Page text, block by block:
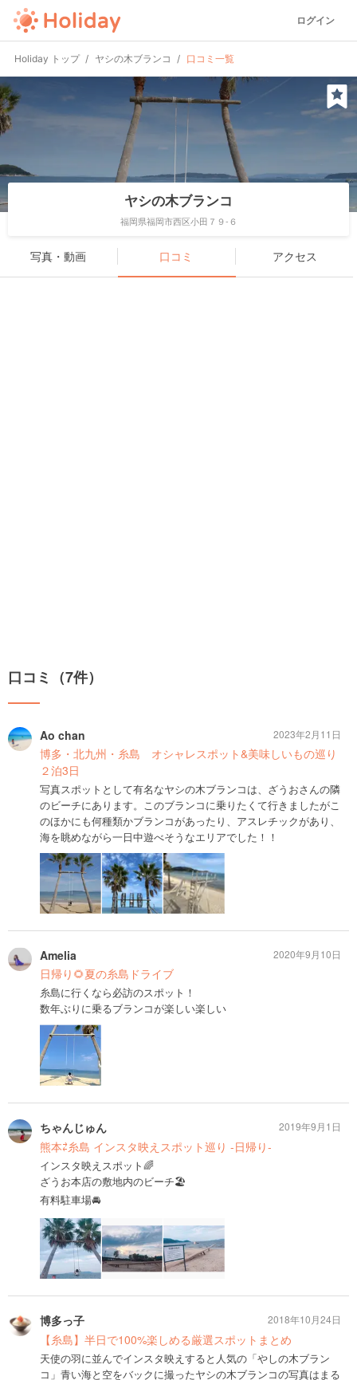
ログイン
Holiday トップ ヤシの木ブランコ 口コミ一覧
ヤシの木ブランコ
福岡県福岡市西区小田７９-６
写真・動画 口コミ アクセス
口コミ（7件）
Ao chan
博多・北九州・糸島 オシャレスポット&美味しいもの巡り
２泊3日
写真スポットとして有名なヤシの木ブランコは、ざうおさんの隣
のビーチにあります。このブランコに乗りたくて行きましたがこ
のほかにも何種類かブランコがあったり、アスレチックがあり、
海を眺めながら一日中遊べそうなエリアでした！！
2023年2月11日
Amelia
日帰り🌻夏の糸島ドライブ
糸島に行くなら必訪のスポット！
数年ぶりに乗るブランコが楽しい楽しい
2020年9月10日
ちゃんじゅん
熊本⇄糸島 インスタ映えスポット巡り -日帰り-
インスタ映えスポット🌈
ざうお本店の敷地内のビーチ🏖
有料駐車場🚘
2019年9月1日
博多っ子
【糸島】半日で100%楽しめる厳選スポットまとめ
天使の羽に並んでインスタ映えすると人気の「やしの木ブラン
コ」青い海と空をバックに撮ったヤシの木ブランコの写真はまる
2018年10月24日